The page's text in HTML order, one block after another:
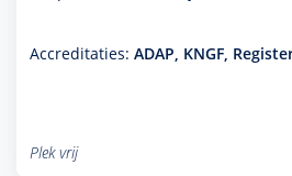
Accreditaties: ADAP, KNGF,
Plek vrij